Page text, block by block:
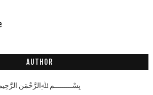
AUTHOR
بِسْـــــــــمِ ﷲِالرَّحْمَنِ